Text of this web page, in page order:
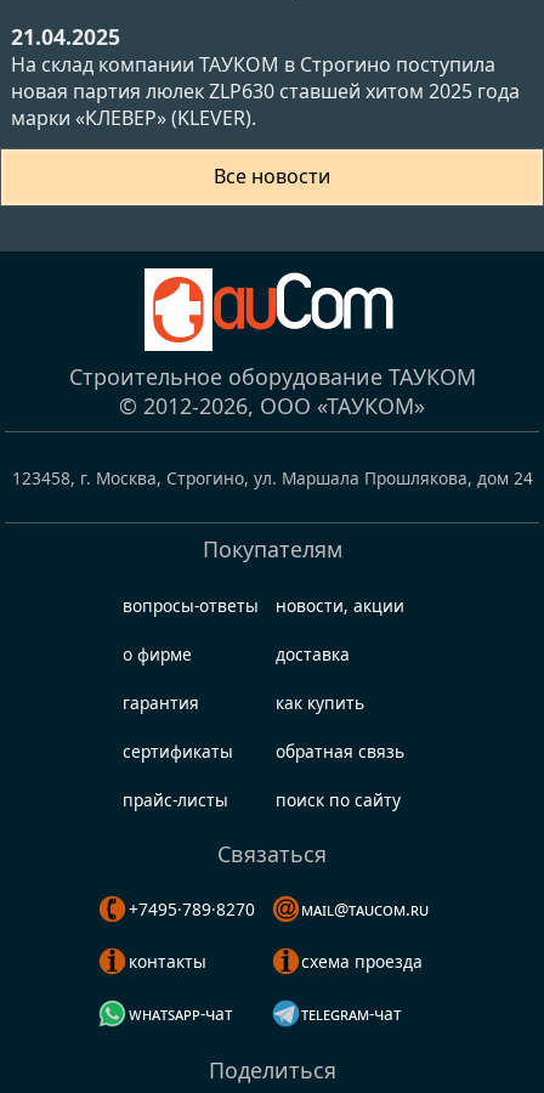
21.04.2025
На склад компании ТАУКОМ в Строгино поступила
новая партия люлек ZLP630 ставшей хитом 2025 года
марки «КЛЕВЕР» (KLEVER).
Все новости
Строительное оборудование ТАУКОМ
© 2012-2026, ООО «ТАУКОМ»
123458, г. Москва, Строгино, ул. Маршала Прошлякова, дом 24
Покупателям
вопросы-ответы
о фирме
гарантия
сертификаты
прайс-листы
новости, акции
доставка
как купить
обратная связь
поиск по сайту
Связаться
+7495·789·8270
контакты
whatsapp-чат
mail@taucom.ru
схема проезда
telegram-чат
Поделиться